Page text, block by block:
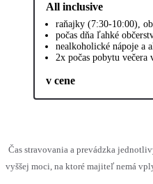
All inclusive
raňajky (7:30-10:00),
počas dňa ľahké
nealkoholické nápoje a
2x počas pobytu
v cene
Čas stravovania a prevádzka
vyššej moci, na ktoré majiteľ nemá